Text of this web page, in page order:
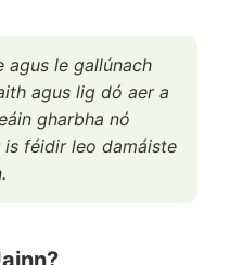
agus le gallúnach
agus lig dó aer a
gharbha nó
is féidir leo damáiste